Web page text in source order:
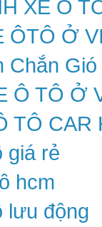
XE Ô
ÔTÔ Ở
Chắn
Ô TÔ Ở
TÔ CAR
giá rẻ
hcm
lưu động